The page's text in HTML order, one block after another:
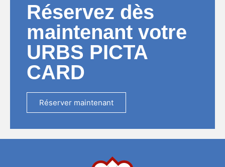
Réservez dès
maintenant votre
URBS PICTA
CARD
Réserver maintenant